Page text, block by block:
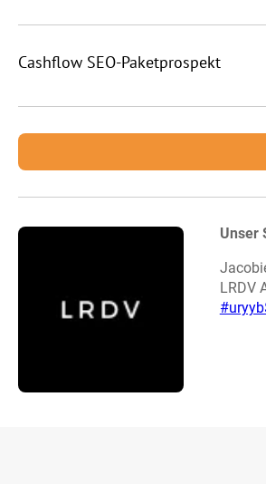
Cashflow SEO-Paketprospekt
Unser
LRDV